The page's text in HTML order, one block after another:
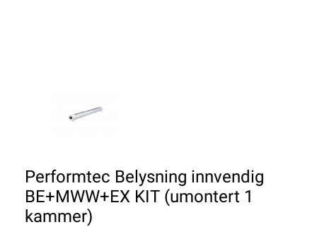
Performtec Belysning innvendig
BE+MWW+EX KIT (umontert 1
kammer)